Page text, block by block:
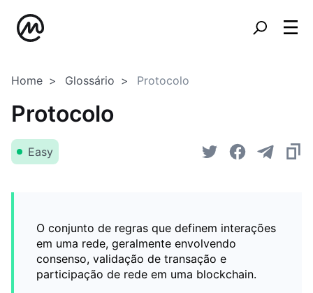
Home Glossário Protocolo
Protocolo
Easy
O conjunto de regras que definem interações
em uma rede, geralmente envolvendo
consenso, validação de transação e
participação de rede em uma blockchain.